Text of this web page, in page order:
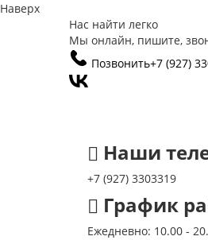
Наверх
Нас найти легко
Мы онлайн, пишите,
Позвонить+7 (927)
Наши
+7 (927) 3303319
График
Ежедневно: 10.00 -